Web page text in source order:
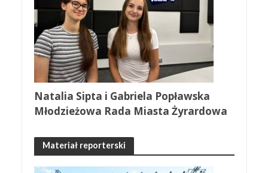
Natalia Sipta i Gabriela Popławska
Młodzieżowa Rada Miasta Żyrardowa
Materiał reporterski